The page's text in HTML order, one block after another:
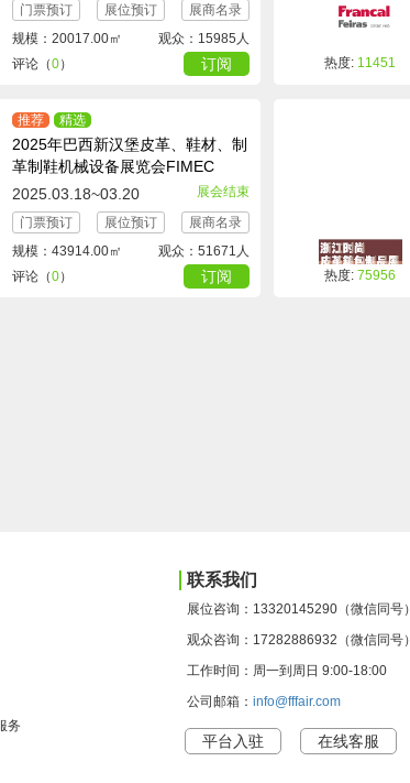
门票预订
展位预订
展商名录
规模：20017.00㎡
观众：15985人
评论（0） 订阅 热度: 11451
推荐 精选
2025年巴西新汉堡皮革、鞋材、制
革制鞋机械设备展览会FIMEC
2025.03.18~03.20
展会结束
门票预订
展位预订
展商名录
规模：43914.00㎡
观众：51671人
评论（0） 订阅 热度:75956
务
联系我们
展位咨询：13320145290（微信同号）
观众咨询：17282886932（微信同号）
工作时间：周一到周日 9:00-18:00
公司邮箱： info@fffair.com
平台入驻 在线客服